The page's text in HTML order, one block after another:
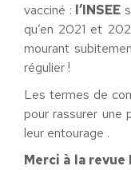
vacciné : l’INSEE
qu’en 2021 et
mourant
régulier !
Les termes de
pour rassurer une
leur entourage .
Merci à la revue